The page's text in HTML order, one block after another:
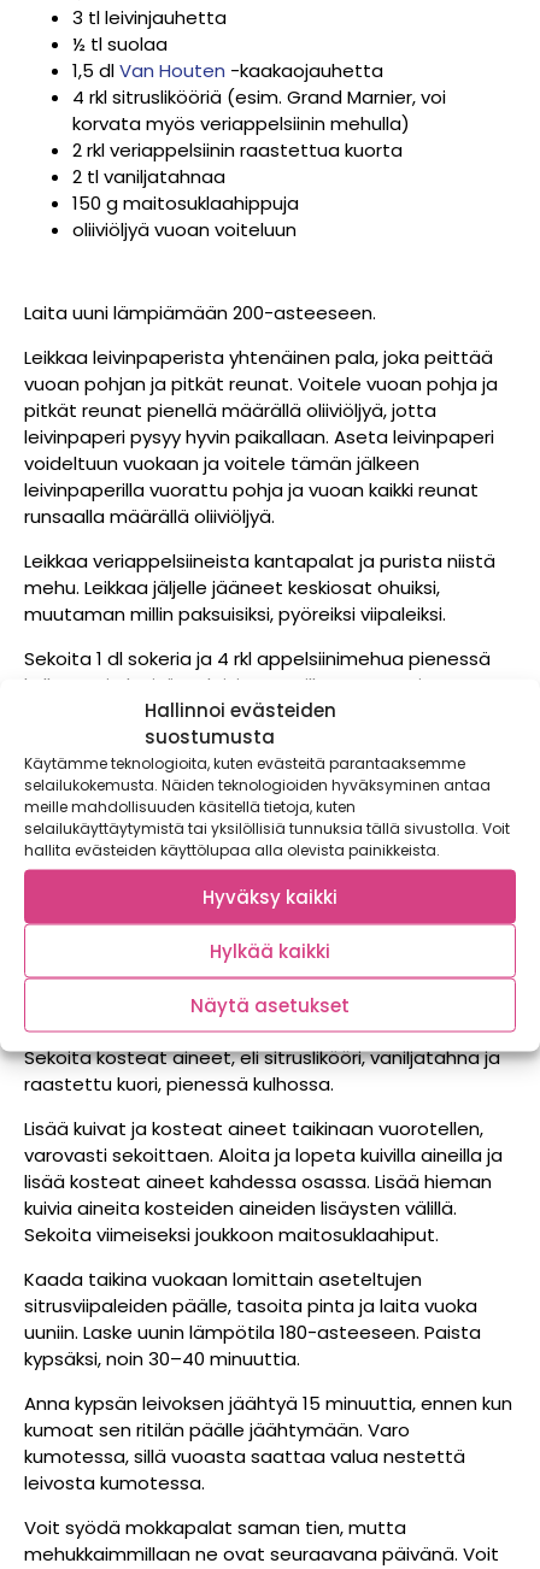
Hallinnoi evästeiden
suostumusta
Käytämme teknologioita, kuten evästeitä parantaaksemme
selailukokemusta. Näiden teknologioiden hyväksyminen antaa
meille mahdollisuuden käsitellä tietoja, kuten
selailukäyttäytymistä tai yksilöllisiä tunnuksia tällä sivustolla. Voit
hallita evästeiden käyttölupaa alla olevista painikkeista.
Hyväksy kaikki
Hylkää kaikki
Näytä asetukset
3 tl leivinjauhetta
½ tl suolaa
1,5 dlVan Houten -kaakaojauhetta
4 rkl sitruslikööriä (esim. Grand Marnier, voi
korvata myös veriappelsiinin mehulla)
2 rkl veriappelsiinin raastettua kuorta
2 tl vaniljatahnaa
150 g maitosuklaahippuja
oliiviöljyä vuoan voiteluun
Laita uuni lämpiämään 200-asteeseen.
Leikkaa leivinpaperista yhtenäinen pala, joka peittää
vuoan pohjan ja pitkät reunat. Voitele vuoan pohja ja
pitkät reunat pienellä määrällä oliiviöljyä, jotta
leivinpaperi pysyy hyvin paikallaan. Aseta leivinpaperi
voideltuun vuokaan ja voitele tämän jälkeen
leivinpaperilla vuorattu pohja ja vuoan kaikki reunat
runsaalla määrällä oliiviöljyä.
Leikkaa veriappelsiineista kantapalat ja purista niistä
mehu. Leikkaa jäljelle jääneet keskiosat ohuiksi,
muutaman millin paksuisiksi, pyöreiksi viipaleiksi.
Sekoita 1 dl sokeria ja 4 rkl appelsiinimehua pienessä
kulhossa ja levitä se leivinpaperilla vuoratun ja
oliiviöljyllä voidellun vuoan pohjalle. Asettele sen
jälkeen vuoan pohjalle ohuita veriappelsiiniviipaleita
hieman lomittain.
Riko huoneenlämpöiset kananmunat kulhoon ja lisää
kulhoon 3 dl sokeria ja fariinisokeri. Vaahdota
kananmunat ja sokerit kuohkeaksi, vaaleaksi vaahdoksi.
Lisää oliiviöljy ohuena nauhana koko ajan voimakkaasti
sekoittaen.
Sekoita kuivat aineet, eli pizzajauhot, leivinjauhe ja
kaakaojauhe, kulhossa. Siivilöi seos. Lisää kookosjauhe
siivilöityjen jauhojen joukkoon.
Sekoita kosteat aineet, eli sitruslikööri, vaniljatahna ja
raastettu kuori, pienessä kulhossa.
Lisää kuivat ja kosteat aineet taikinaan vuorotellen,
varovasti sekoittaen. Aloita ja lopeta kuivilla aineilla ja
lisää kosteat aineet kahdessa osassa. Lisää hieman
kuivia aineita kosteiden aineiden lisäysten välillä.
Sekoita viimeiseksi joukkoon maitosuklaahiput.
Kaada taikina vuokaan lomittain aseteltujen
sitrusviipaleiden päälle, tasoita pinta ja laita vuoka
uuniin. Laske uunin lämpötila 180-asteeseen. Paista
kypsäksi, noin 30–40 minuuttia.
Anna kypsän leivoksen jäähtyä 15 minuuttia, ennen kun
kumoat sen ritilän päälle jäähtymään. Varo
kumotessa, sillä vuoasta saattaa valua nestettä
leivosta kumotessa.
Voit syödä mokkapalat saman tien, mutta
mehukkaimmillaan ne ovat seuraavana päivänä. Voit